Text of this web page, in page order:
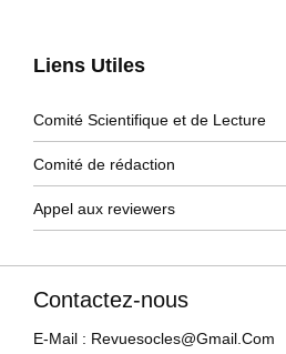
Liens Utiles
Comité Scientifique et de Lecture
Comité de rédaction
Appel aux reviewers
Contactez-nous
E-Mail : Revuesocles@gmail.com